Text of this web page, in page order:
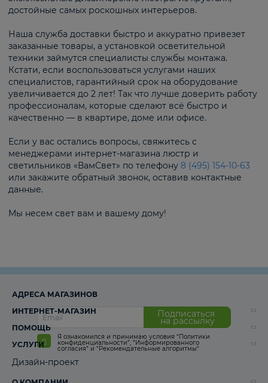
достойные самых роскошных интерьеров.
Наша служба доставки быстро и аккуратно привезет
заказанные товары, а установкой осветительной
техники займутся специалисты службы монтажа.
Кстати, если воспользоваться услугами наших
специалистов, гарантийный срок на оборудование
увеличивается до 2 лет! Так что лучше доверить работу
профессионалам, которые сделают всё быстро и
качественно — в квартире, доме или офисе.
Если у вас остались вопросы, свяжитесь с
менеджерами интернет-магазина люстр и
светильников «ВамСвет» по телефону 8 (495) 154-10-63
или закажите обратный звонок, оставив контактные
данные.
Мы несем свет вам и вашему дому!
Подписаться
на рассылку
Я ознакомился и принимаю условия “Политики
конфиденциальности”, “Информированного
согласия“ и “Рекомендательные алгоритмы“
АДРЕСА МАГАЗИНОВ
ИНТЕРНЕТ-МАГАЗИН
ПОМОЩЬ
УСЛУГИ
Дизайн-проект